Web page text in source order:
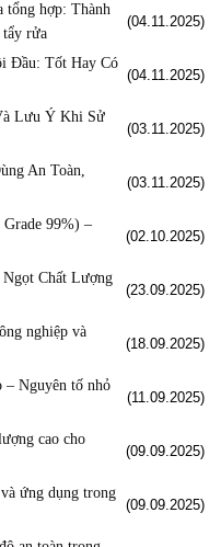
tổng hợp: Thành
tẩy rửa
(04.11.2025)
Đầu: Tốt Hay Có
(04.11.2025)
Lưu Ý Khi Sử
(03.11.2025)
An Toàn,
(03.11.2025)
Grade 99%) –
(02.10.2025)
Chất Lượng
(23.09.2025)
nghiệp và
(18.09.2025)
Nguyên tố nhỏ
(11.09.2025)
cao cho
(09.09.2025)
ứng dụng trong
(09.09.2025)